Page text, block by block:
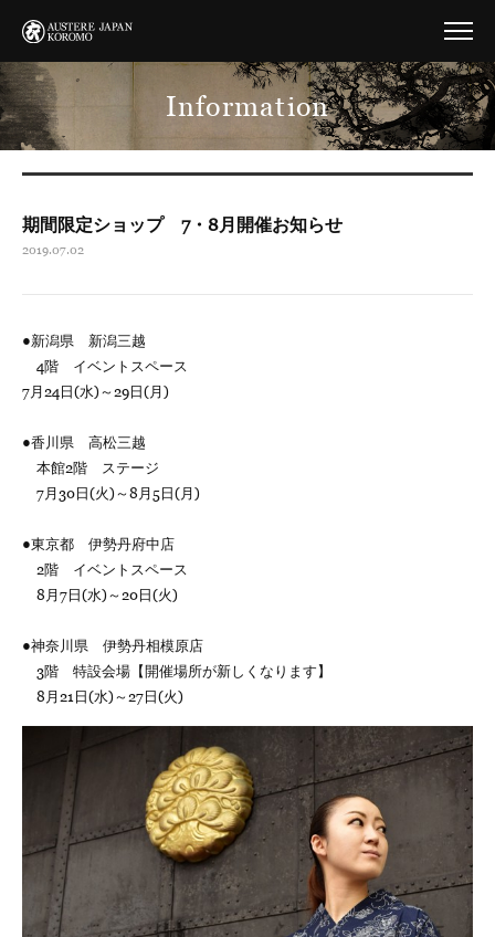
Information
期間限定ショップ 7・8月開催お知らせ
2019.07.02
●新潟県 新潟三越
4階 イベントスペース
7月24日(水)～29日(月)
●香川県 高松三越
本館2階 ステージ
7月30日(火)～8月5日(月)
●東京都 伊勢丹府中店
2階 イベントスペース
8月7日(水)～20日(火)
●神奈川県 伊勢丹相模原店
3階 特設会場【開催場所が新しくなります】
8月21日(水)～27日(火)